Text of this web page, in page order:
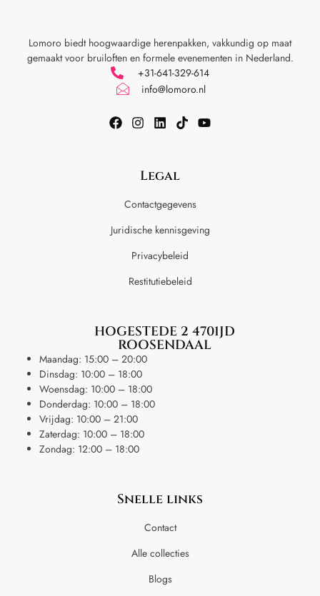
Lomoro biedt hoogwaardige herenpakken, vakkundig op maat
gemaakt voor bruiloften en formele evenementen in Nederland.
+31-641-329-614
info@lomoro.nl
Legal
Contactgegevens
Juridische kennisgeving
Privacybeleid
Restitutiebeleid
HOGESTEDE 2 4701JD
ROOSENDAAL
Maandag: 15:00 – 20:00
Dinsdag: 10:00 – 18:00
Woensdag: 10:00 – 18:00
Donderdag: 10:00 – 18:00
Vrijdag: 10:00 – 21:00
Zaterdag: 10:00 – 18:00
Zondag: 12:00 – 18:00
Snelle links
Contact
Alle collecties
Blogs